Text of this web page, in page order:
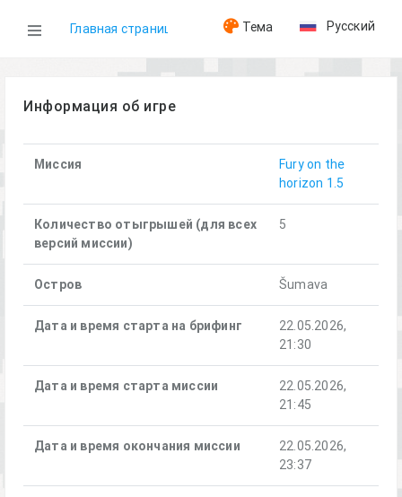
Главная страница
Игры
Fury on the horizon (22.05.2026)
Тема Русский
Информация об игре
Миссия
Fury on the
horizon 1.5
Количество отыгрышей (для всех
версий миссии)
5
Остров Šumava
Дата и время старта на брифинг
22.05.2026,
21:30
Дата и время старта миссии
22.05.2026,
21:45
Дата и время окончания миссии
22.05.2026,
23:37